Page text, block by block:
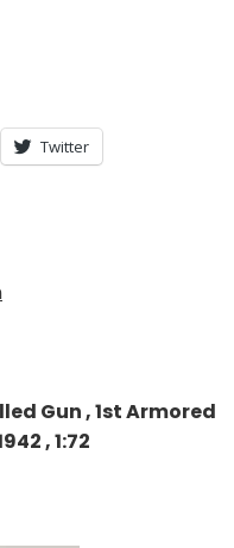
Twitter
Gun , 1st Armored
, 1:72